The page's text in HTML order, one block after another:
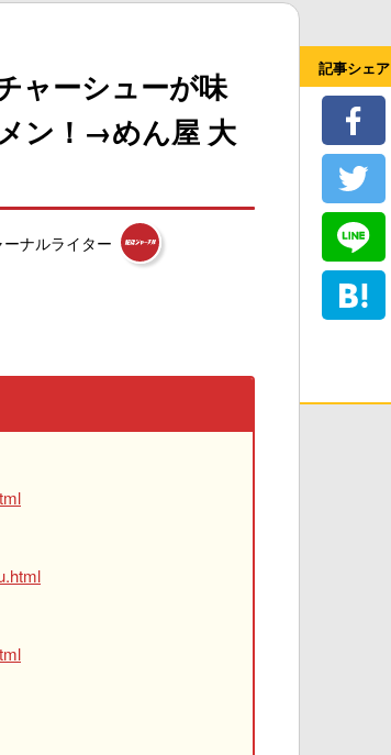
ャーシューが味
ン！→めん屋 大
ナルライター
記事シェア